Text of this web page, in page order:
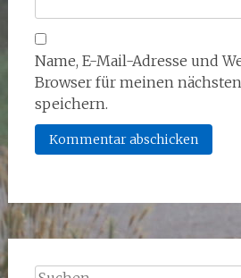
Name, E-Mail-Adresse und
Browser für meinen
speichern.